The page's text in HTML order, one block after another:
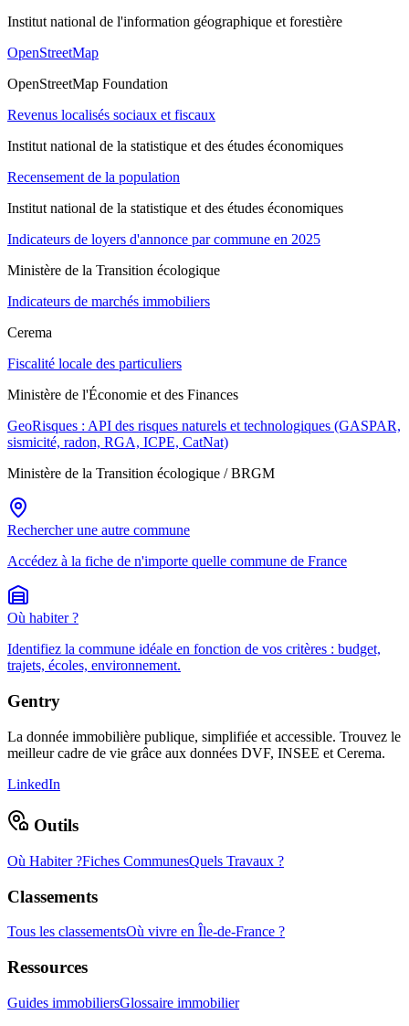
Institut national de l'information géographique et forestière
OpenStreetMap
OpenStreetMap Foundation
Revenus localisés sociaux et fiscaux
Institut national de la statistique et des études économiques
Recensement de la population
Institut national de la statistique et des études économiques
Indicateurs de loyers d'annonce par commune en 2025
Ministère de la Transition écologique
Indicateurs de marchés immobiliers
Cerema
Fiscalité locale des particuliers
Ministère de l'Économie et des Finances
GeoRisques : API des risques naturels et technologiques (GASPAR,
sismicité, radon, RGA, ICPE, CatNat)
Ministère de la Transition écologique / BRGM
Rechercher une autre commune
Accédez à la fiche de n'importe quelle commune de France
Où habiter ?
Identifiez la commune idéale en fonction de vos critères : budget,
trajets, écoles, environnement.
Gentry
La donnée immobilière publique, simplifiée et accessible. Trouvez le
meilleur cadre de vie grâce aux données DVF, INSEE et Cerema.
LinkedIn
Outils
Où Habiter ?Fiches CommunesQuels Travaux ?
Classements
Tous les classementsOù vivre en Île-de-France ?
Ressources
Guides immobiliersGlossaire immobilier